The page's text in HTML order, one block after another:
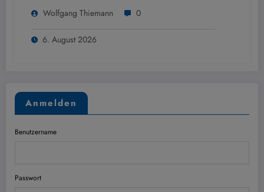
Wolfgang Thiemann 0
6. August 2026
Anmelden
Benutzername
Passwort